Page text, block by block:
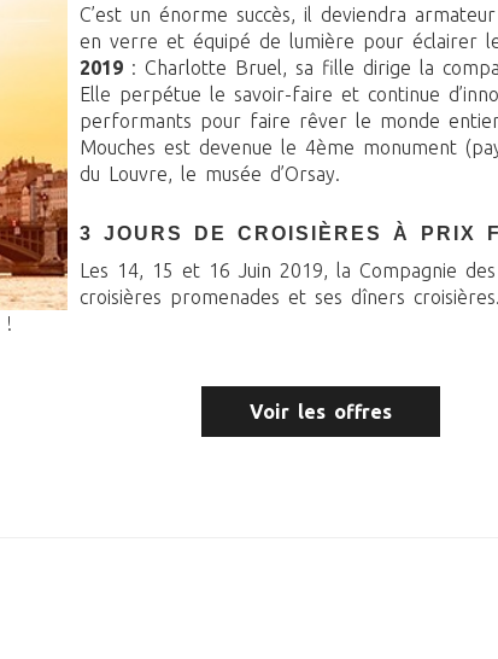
C’est un énorme succès, il deviendra
en verre et équipé de lumière pour éclairer
2019 : Charlotte Bruel, sa fille dirige la
Elle perpétue le savoir-faire et continue
performants pour faire rêver le monde
Mouches est devenue le 4ème monument
du Louvre, le musée d’Orsay.
3 JOURS DE CROISIÈRES À PRIX
Les 14, 15 et 16 Juin 2019, la Compagnie
croisières promenades et ses dîners
!
Voir les offres